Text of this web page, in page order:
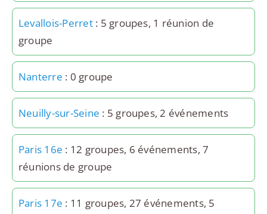
Levallois-Perret: 5 groupes, 1 réunion de
groupe
Nanterre : 0 groupe
Neuilly-sur-Seine : 5 groupes, 2 événements
Paris 16e : 12 groupes, 6 événements, 7
réunions de groupe
Paris 17e : 11 groupes, 27 événements, 5